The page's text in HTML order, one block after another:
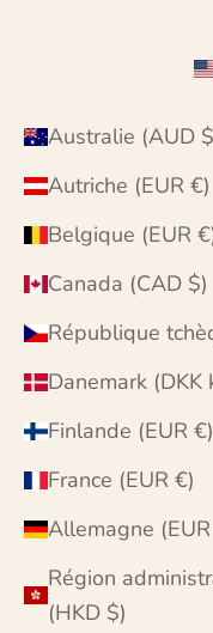
Autriche (EUR €)
Belgique
Canada (CAD $)
Finlande (EUR €)
France (EUR €)
Région
(HKD $)